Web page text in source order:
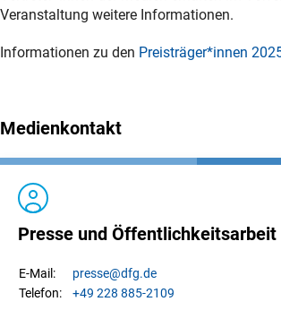
Veranstaltung weitere Informationen.
Informationen zu den Preisträger*innen 202
Medienkontakt
Presse und Öffentlichkeitsarbeit
E-Mail: presse@dfg.de
Telefon:
+49 228 885-2109